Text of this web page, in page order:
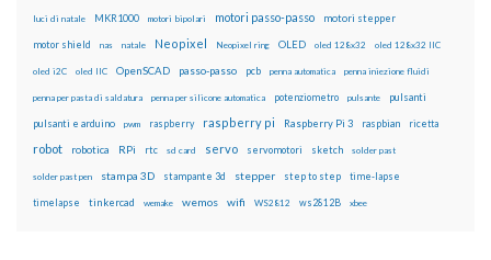
luci di natale MKR1000 motori bipolari motori passo-passo motori stepper
motor shield nas natale Neopixel Neopixel ring OLED oled 128x32 oled 128x32 IIC
oled i2C oled IIC OpenSCAD passo-passo pcb penna automatica penna iniezione fluidi
penna per pasta di saldatura penna per silicone automatica potenziometro pulsante pulsanti
pulsanti e arduino pwm raspberry raspberry pi Raspberry Pi 3 raspbian ricetta
robot robotica RPi rtc sd card servo servomotori sketch solder past
solder past pen stampa 3D stampante 3d stepper step to step time-lapse
timelapse tinkercad wemake wemos wifi WS2812 ws2812B xbee